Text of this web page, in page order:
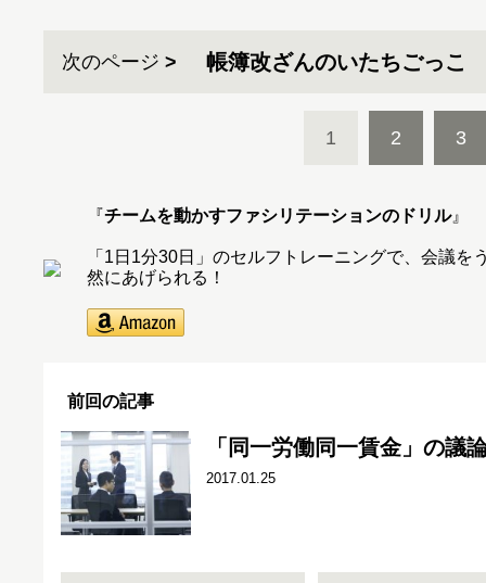
次のページ 帳簿改ざんのいたちごっこ
1 2 3
『チームを動かすファシリテーションのドリル』
「1日1分30日」のセルフトレーニングで、会議
然にあげられる！
前回の記事
「同一労働同一賃金」の議
2017.01.25